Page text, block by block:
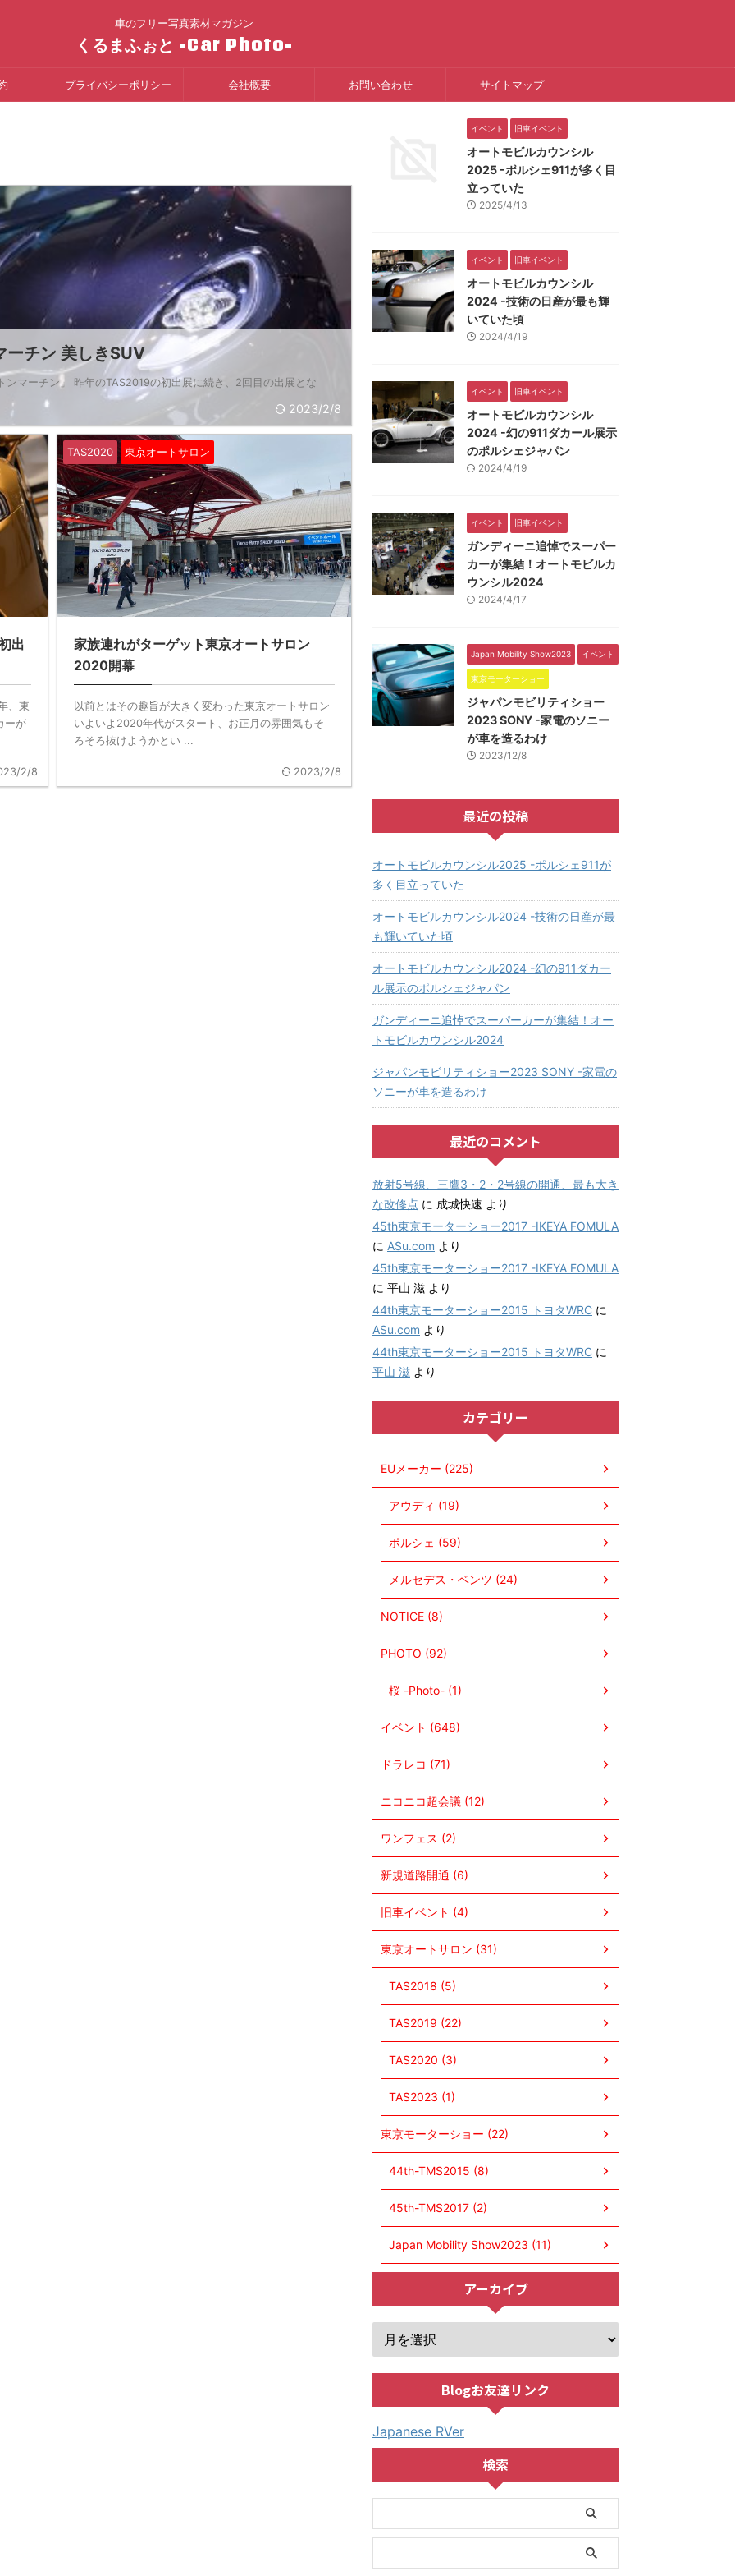
車のフリー写真素材マガジン
くるまふぉと -Car Photo-
プライバシーポリシー 会社概要 お問い合わせ サイトマップ
2023/2/8
ーチン 美しきSUV
マーチン」 昨年のTAS2019の初出展に続き、2回目の出展とな
出
、東
ーが
2/8
TAS2020 東京オートサロン
家族連れがターゲット東京オートサロン
2020開幕
以前とはその趣旨が大きく変わった東京オートサロン
いよいよ2020年代がスタート、お正月の雰囲気もそ
ろそろ抜けようかとい ...
2023/2/8
イベント 旧車イベント
オートモビルカウンシル
2025 -ポルシェ911が多く目
立っていた
2025/4/13
イベント 旧車イベント
オートモビルカウンシル
2024 -技術の日産が最も輝
いていた頃
2024/4/19
イベント 旧車イベント
オートモビルカウンシル
2024 -幻の911ダカール展示
のポルシェジャパン
2024/4/19
イベント 旧車イベント
ガンディーニ追悼でスーパー
カーが集結！オートモビルカ
ウンシル2024
2024/4/17
Japan Mobility Show2023 イベント
東京モーターショー
ジャパンモビリティショー
2023 SONY -家電のソニー
が車を造るわけ
2023/12/8
最近の投稿
オートモビルカウンシル2025 -ポルシェ911が
多く目立っていた
オートモビルカウンシル2024 -技術の日産が最
も輝いていた頃
オートモビルカウンシル2024 -幻の911ダカー
ル展示のポルシェジャパン
ガンディーニ追悼でスーパーカーが集結！オー
トモビルカウンシル2024
ジャパンモビリティショー2023 SONY -家電の
ソニーが車を造るわけ
最近のコメント
放射5号線、三鷹3・2・2号線の開通、最も大き
な改修点 に 成城快速 より
45th東京モーターショー2017 -IKEYA FOMULA
に ASu.com より
45th東京モーターショー2017 -IKEYA FOMULA
に 平山 滋 より
44th東京モーターショー2015 トヨタWRC に
ASu.com より
44th東京モーターショー2015 トヨタWRC に
平山 滋 より
カテゴリー
EUメーカー (225)
アウディ (19)
ポルシェ (59)
メルセデス・ベンツ (24)
NOTICE (8)
PHOTO (92)
桜 -Photo- (1)
イベント (648)
ドラレコ (71)
ニコニコ超会議 (12)
ワンフェス (2)
新規道路開通 (6)
旧車イベント (4)
東京オートサロン (31)
TAS2018 (5)
TAS2019 (22)
TAS2020 (3)
TAS2023 (1)
東京モーターショー (22)
44th-TMS2015 (8)
45th-TMS2017 (2)
Japan Mobility Show2023 (11)
アーカイブ
Blogお友達リンク
Japanese RVer
検索